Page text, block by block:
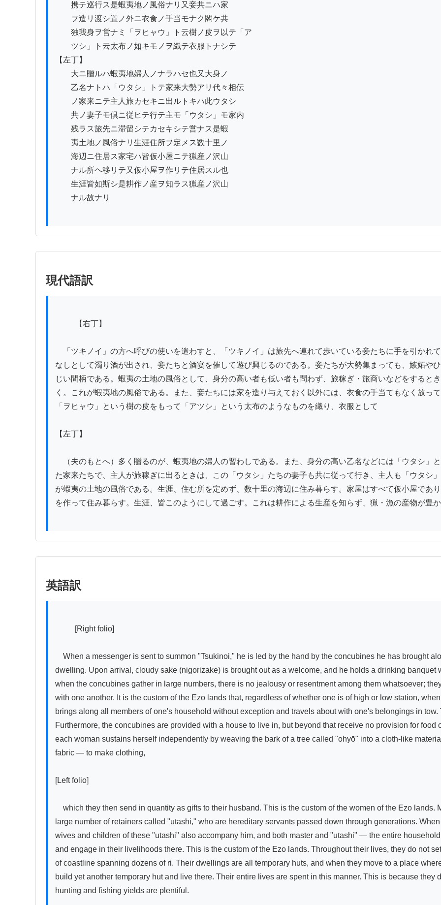
携テ巡行ス是蝦夷地ノ風俗ナリ又妾共ニハ家
ヲ造リ渡シ置ノ外ニ衣食ノ手当モナク閣ケ共
独我身ヲ営ナミ「ヲヒャウ」ト云樹ノ皮ヲ以テ「ア
ツシ」ト云太布ノ如キモノヲ織テ衣服トナシテ
【左丁】
大ニ贈ルハ蝦夷地婦人ノナラハセ也又大身ノ
乙名ナトハ「ウタシ」トテ家来大勢アリ代々相伝
ノ家来ニテ主人旅カセキニ出ルトキハ此ウタシ
共ノ妻子モ倶ニ従ヒテ行テ主モ「ウタシ」モ家内
残ラス旅先ニ滞留シテカセキシテ営ナス是蝦
夷土地ノ風俗ナリ生涯住所ヲ定メス数十里ノ
海辺ニ住居ス家宅ハ皆仮小屋ニテ猟産ノ沢山
ナル所ヘ移リテ又仮小屋ヲ作リテ住居スル也
生涯皆如斯シ是耕作ノ産ヲ知ラス猟産ノ沢山
ナル故ナリ
現代語訳
「ツキノイ」の方へ呼びの使いを遣わすと、「ツキノイ」は旅先へ連れて歩いている妾たちに手を引かれ
なしとして濁り酒が出され、妾たちと酒宴を催して遊び興じるのである。妾たちが大勢集まっても、嫉妬や
じい間柄である。蝦夷の土地の風俗として、身分の高い者も低い者も問わず、旅稼ぎ・旅商いなどをすると
く。これが蝦夷地の風俗である。また、妾たちには家を造り与えておく以外には、衣食の手当てもなく放っ
「ヲヒャウ」という樹の皮をもって「アツシ」という太布のようなものを織り、衣服として
【左丁】
（夫のもとへ）多く贈るのが、蝦夷地の婦人の習わしである。また、身分の高い乙名などには「ウタシ」
た家来たちで、主人が旅稼ぎに出るときは、この「ウタシ」たちの妻子も共に従って行き、主人も「ウタシ
が蝦夷の土地の風俗である。生涯、住む所を定めず、数十里の海辺に住み暮らす。家屋はすべて仮小屋であ
を作って住み暮らす。生涯、皆このようにして過ごす。これは耕作による生産を知らず、猟・漁の産物が豊か
英語訳
When a messenger is sent to summon "Tsukinoi," he is led by the hand by the concubines he has brought
dwelling. Upon arrival, cloudy sake (nigorizake) is brought out as a welcome, and he holds a drinking banquet
when the concubines gather in large numbers, there is no jealousy or resentment among them whatsoever;
with one another. It is the custom of the Ezo lands that, regardless of whether one is of high or low station,
brings along all members of one's household without exception and travels about with one's belongings in
Furthermore, the concubines are provided with a house to live in, but beyond that receive no provision for food
each woman sustains herself independently by weaving the bark of a tree called "ohyō" into a cloth-like
fabric — to make clothing,
[Left folio]
which they then send in quantity as gifts to their husband. This is the custom of the women of the Ezo lands.
large number of retainers called "utashi," who are hereditary servants passed down through generations.
wives and children of these "utashi" also accompany him, and both master and "utashi" — the entire
and engage in their livelihoods there. This is the custom of the Ezo lands. Throughout their lives, they do not
of coastline spanning dozens of ri. Their dwellings are all temporary huts, and when they move to a place
build yet another temporary hut and live there. Their entire lives are spent in this manner. This is because they
hunting and fishing yields are plentiful.